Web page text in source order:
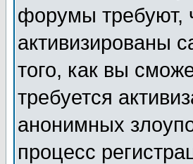
форумы требуют,
активизированы
того, как вы
требуется
анонимных
процесс